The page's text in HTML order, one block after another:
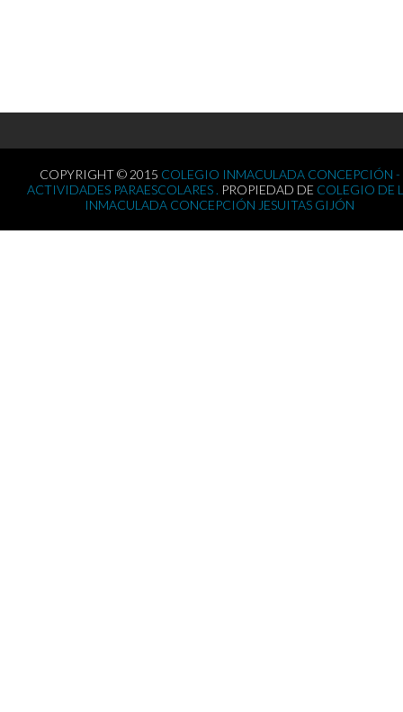
COPYRIGHT © 2015 COLEGIO INMACULADA CONCEPCIÓN -
ACTIVIDADES PARAESCOLARES . PROPIEDAD DE COLEGIO DE
INMACULADA CONCEPCIÓN JESUITAS GIJÓN